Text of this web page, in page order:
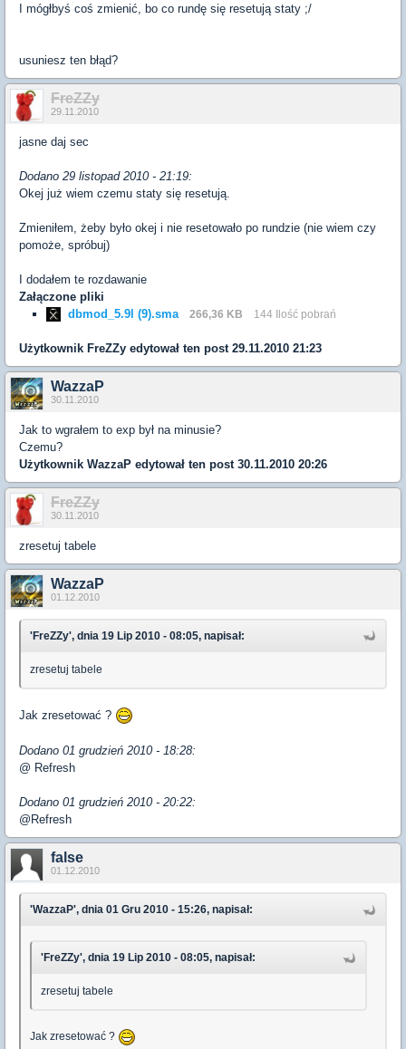
I mógłbyś coś zmienić, bo co rundę się resetują staty ;/
usuniesz ten błąd?
FreZZy
29.11.2010
jasne daj sec
Dodano 29 listopad 2010 - 21:19:
Okej już wiem czemu staty się resetują.
Zmieniłem, żeby było okej i nie resetowało po rundzie (nie wiem czy
pomoże, spróbuj)
I dodałem te rozdawanie
Załączone pliki
dbmod_5.9l (9).sma
266,36 KB 144 Ilość pobrań
Użytkownik FreZZy edytował ten post 29.11.2010 21:23
WazzaP
30.11.2010
Jak to wgrałem to exp był na minusie?
Czemu?
Użytkownik WazzaP edytował ten post 30.11.2010 20:26
FreZZy
30.11.2010
zresetuj tabele
WazzaP
01.12.2010
'FreZZy', dnia 19 Lip 2010 - 08:05, napisał:
zresetuj tabele
Jak zresetować ?
Dodano 01 grudzień 2010 - 18:28:
@ Refresh
Dodano 01 grudzień 2010 - 20:22:
@Refresh
false
01.12.2010
'WazzaP', dnia 01 Gru 2010 - 15:26, napisał:
'FreZZy', dnia 19 Lip 2010 - 08:05, napisał:
zresetuj tabele
Jak zresetować ?